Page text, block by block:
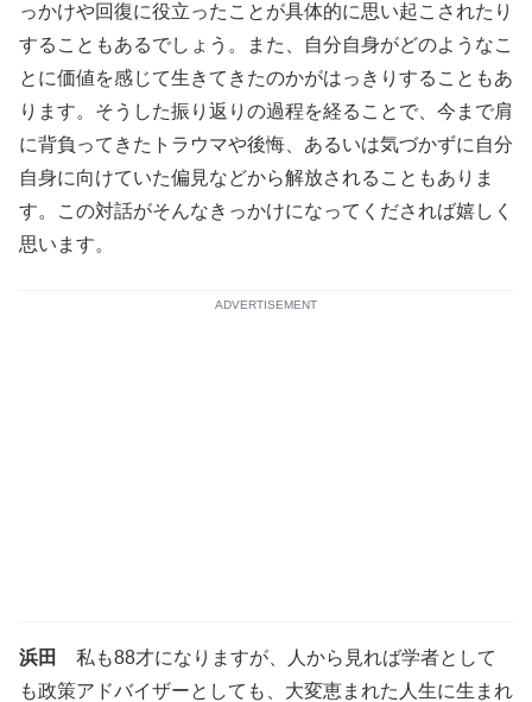
っかけや回復に役立ったことが具体的に思い起こされたり
することもあるでしょう。また、自分自身がどのようなこ
とに価値を感じて生きてきたのかがはっきりすることもあ
ります。そうした振り返りの過程を経ることで、今まで肩
に背負ってきたトラウマや後悔、あるいは気づかずに自分
自身に向けていた偏見などから解放されることもありま
す。この対話がそんなきっかけになってくだされば嬉しく
思います。
ADVERTISEMENT
浜田
私も88才になりますが、人から見れば学者として
も政策アドバイザーとしても、大変恵まれた人生に生まれ